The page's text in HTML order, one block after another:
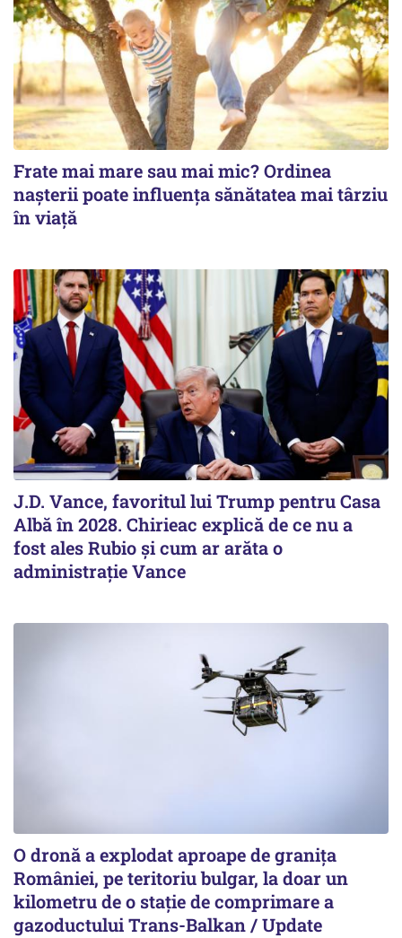
Frate mai mare sau mai mic? Ordinea
nașterii poate influența sănătatea mai târziu
în viață
J.D. Vance, favoritul lui Trump pentru Casa
Albă în 2028. Chirieac explică de ce nu a
fost ales Rubio și cum ar arăta o
administrație Vance
O dronă a explodat aproape de granița
României, pe teritoriu bulgar, la doar un
kilometru de o stație de comprimare a
gazoductului Trans-Balkan / Update